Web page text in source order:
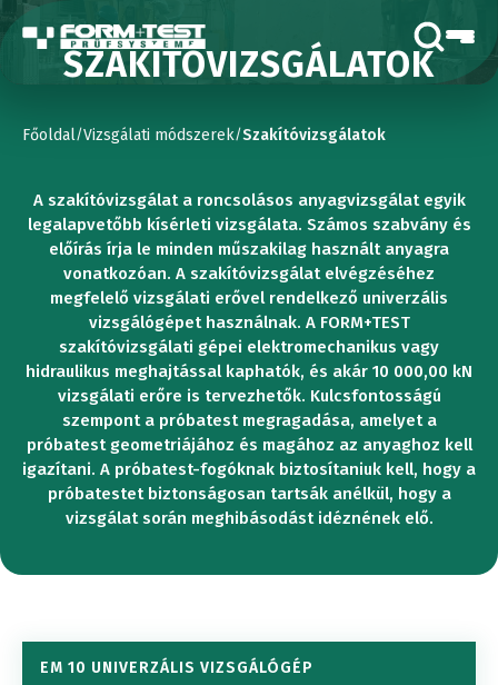
SZAKÍTÓVIZSGÁLATOK
Főoldal/Vizsgálati módszerek/Szakítóvizsgálatok
A szakítóvizsgálat a roncsolásos anyagvizsgálat egyik
legalapvetőbb kísérleti vizsgálata. Számos szabvány és
előírás írja le minden műszakilag használt anyagra
vonatkozóan. A szakítóvizsgálat elvégzéséhez
megfelelő vizsgálati erővel rendelkező univerzális
vizsgálógépet használnak. A FORM+TEST
szakítóvizsgálati gépei elektromechanikus vagy
hidraulikus meghajtással kaphatók, és akár 10 000,00 kN
vizsgálati erőre is tervezhetők. Kulcsfontosságú
szempont a próbatest megragadása, amelyet a
próbatest geometriájához és magához az anyaghoz kell
igazítani. A próbatest-fogóknak biztosítaniuk kell, hogy a
próbatestet biztonságosan tartsák anélkül, hogy a
vizsgálat során meghibásodást idéznének elő.
EM 10 UNIVERZÁLIS VIZSGÁLÓGÉP